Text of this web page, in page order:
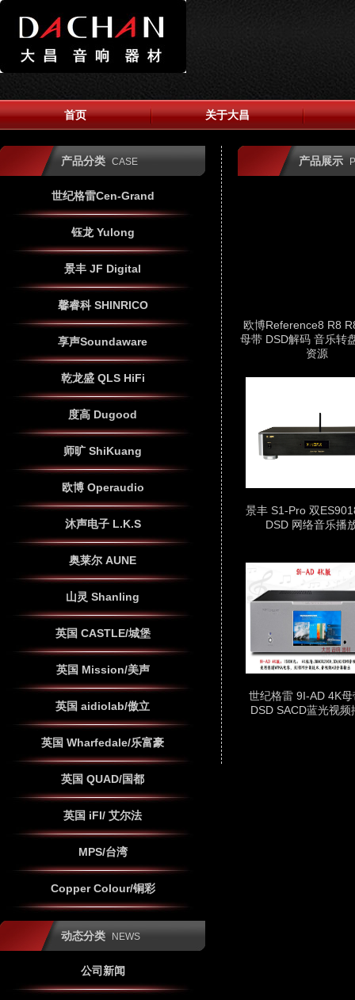
首页 关于大昌
产品分类 CASE
世纪格雷Cen-Grand
钰龙 Yulong
景丰 JF Digital
馨睿科 SHINRICO
享声Soundaware
乾龙盛 QLS HiFi
度高 Dugood
师旷 ShiKuang
欧博 Operaudio
沐声电子 L.K.S
奥莱尔 AUNE
山灵 Shanling
英国 CASTLE/城堡
英国 Mission/美声
英国 aidiolab/傲立
英国 Wharfedale/乐富豪
英国 QUAD/国都
英国 iFI/ 艾尔法
MPS/台湾
Copper Colour/铜彩
动态分类 NEWS
公司新闻
产品展示
欧博Reference8 R8
母带 DSD解码 音乐转
资源
景丰 S1-Pro 双
DSD 网络音乐播
世纪格雷 9I-AD 4K母
DSD SACD蓝光视频